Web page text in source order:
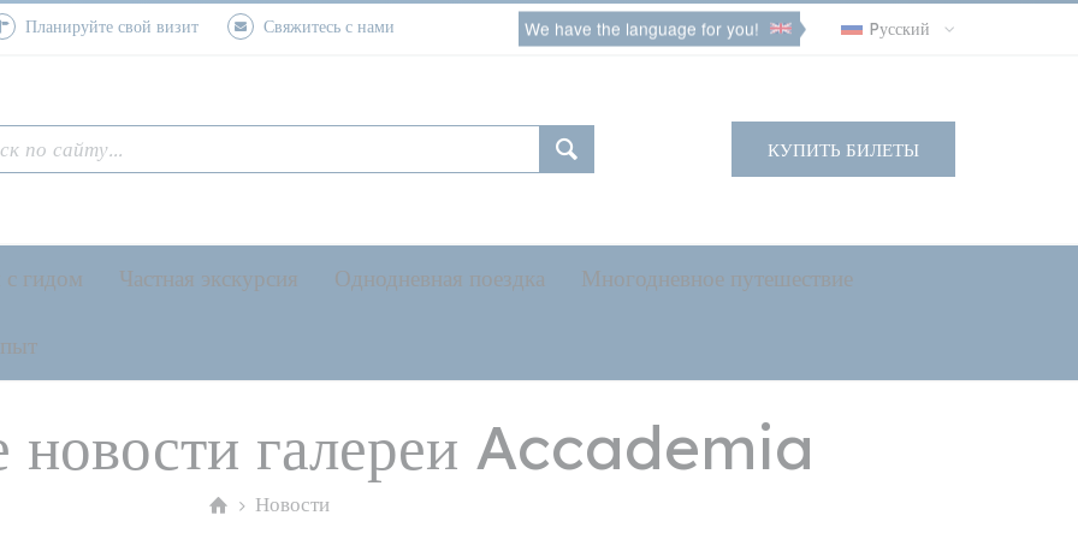
Планируйте свой визит Свяжитесь с нами We have the language for you! Pусский
КУПИТЬ БИЛЕТЫ
с гидом Частная экскурсия Однодневная поездка Многодневное путешествие
новости галереи Accademia
Новости